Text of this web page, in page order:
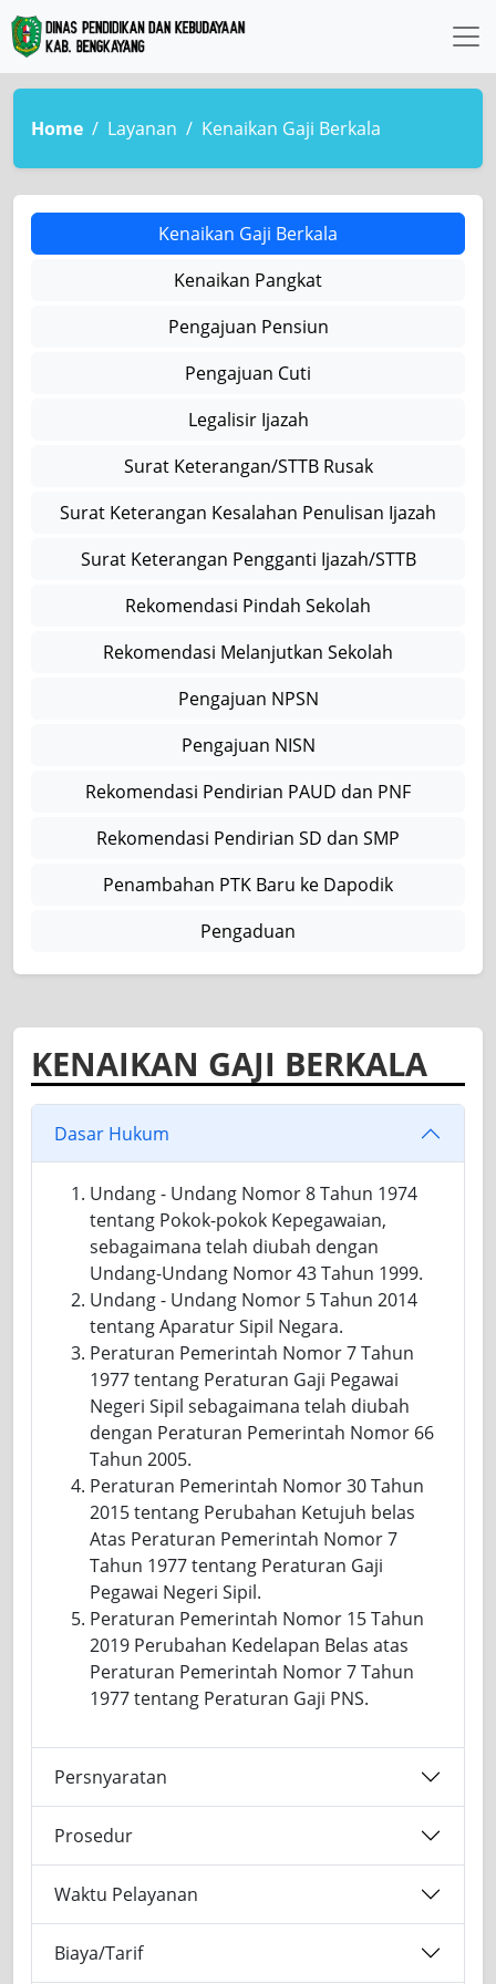
Home Layanan Kenaikan Gaji Berkala
Kenaikan Gaji Berkala
Kenaikan Pangkat
Pengajuan Pensiun
Pengajuan Cuti
Legalisir Ijazah
Surat Keterangan/STTB Rusak
Surat Keterangan Kesalahan Penulisan Ijazah
Surat Keterangan Pengganti Ijazah/STTB
Rekomendasi Pindah Sekolah
Rekomendasi Melanjutkan Sekolah
Pengajuan NPSN
Pengajuan NISN
Rekomendasi Pendirian PAUD dan PNF
Rekomendasi Pendirian SD dan SMP
Penambahan PTK Baru ke Dapodik
Pengaduan
KENAIKAN GAJI BERKALA
Dasar Hukum
Undang - Undang Nomor 8 Tahun 1974
tentang Pokok-pokok Kepegawaian,
sebagaimana telah diubah dengan
Undang-Undang Nomor 43 Tahun 1999.
Undang - Undang Nomor 5 Tahun 2014
tentang Aparatur Sipil Negara.
Peraturan Pemerintah Nomor 7 Tahun
1977 tentang Peraturan Gaji Pegawai
Negeri Sipil sebagaimana telah diubah
dengan Peraturan Pemerintah Nomor 66
Tahun 2005.
Peraturan Pemerintah Nomor 30 Tahun
2015 tentang Perubahan Ketujuh belas
Atas Peraturan Pemerintah Nomor 7
Tahun 1977 tentang Peraturan Gaji
Pegawai Negeri Sipil.
Peraturan Pemerintah Nomor 15 Tahun
2019 Perubahan Kedelapan Belas atas
Peraturan Pemerintah Nomor 7 Tahun
1977 tentang Peraturan Gaji PNS.
Persnyaratan
Prosedur
Waktu Pelayanan
Biaya/Tarif